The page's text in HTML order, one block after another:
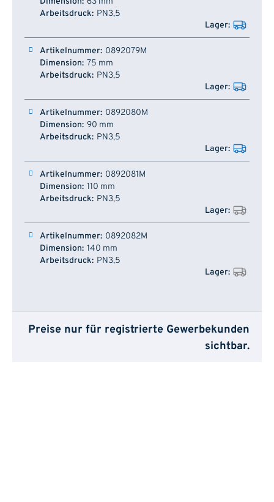
PN3,5
0892079M
75 mm
PN3,5
0892080M
90 mm
PN3,5
0892081M
110 mm
PN3,5
0892082M
140 mm
PN3,5
Preise nur für registrierte Gewerbekunden
sichtbar.